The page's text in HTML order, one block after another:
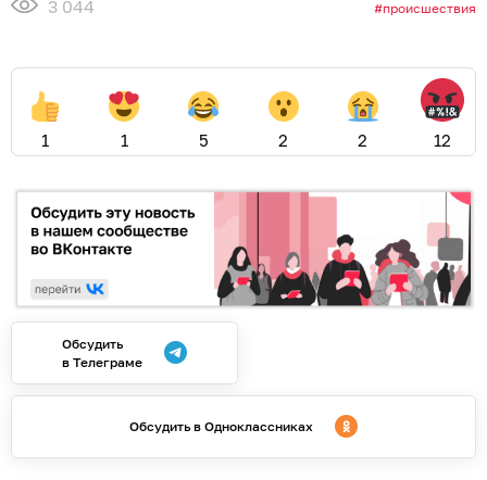
3 044 происшествия
1 1 5 2 2 12
Обсудить
в Телеграме
Обсудить в Одноклассниках